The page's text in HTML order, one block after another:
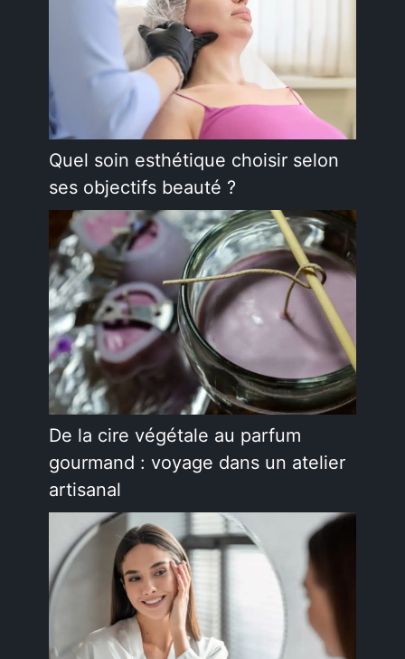
Quel soin esthétique choisir selon
ses objectifs beauté ?
De la cire végétale au parfum
gourmand : voyage dans un atelier
artisanal